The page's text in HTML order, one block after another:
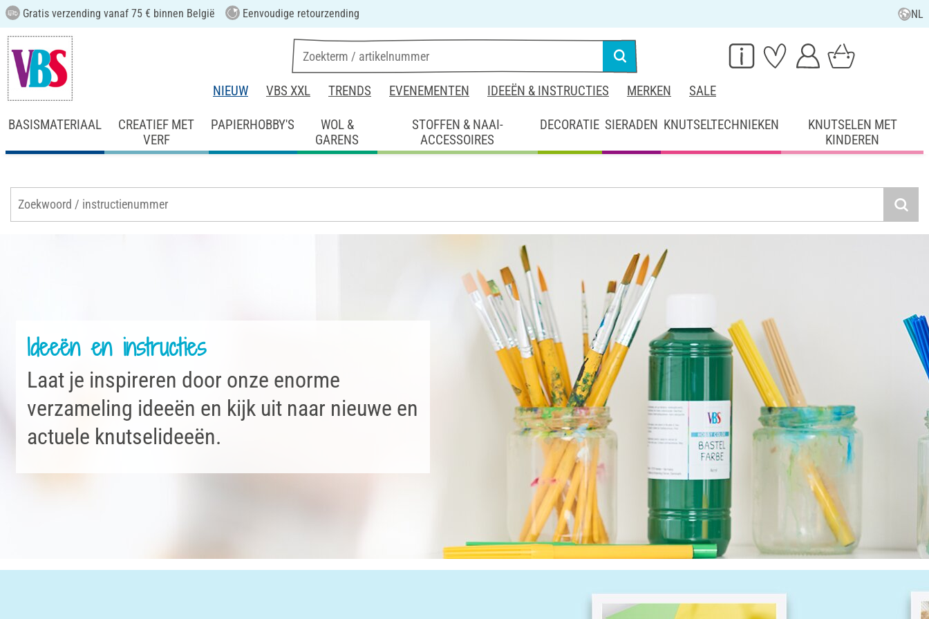
Gratis verzending vanaf 75 € binnen België Eenvoudige retourzending NL
NIEUW VBS XXL TRENDS EVENEMENTEN IDEEËN & INSTRUCTIES MERKEN SALE
BASISMATERIAAL
CREATIEF MET
VERF
PAPIERHOBBY'S
WOL &
GARENS
STOFFEN & NAAI-
ACCESSOIRES
DECORATIE SIERADEN KNUTSELTECHNIEKEN
KNUTSELEN MET
KINDEREN
Ideeën en instructies
Laat je inspireren door onze enorme
verzameling ideeën en kijk uit naar nieuwe en
actuele knutselideeën.